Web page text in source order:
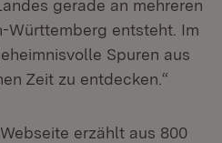
gerade an mehreren
Württemberg entsteht. Im
Spuren aus
Zeit zu entdecken.“
erzählt aus 800